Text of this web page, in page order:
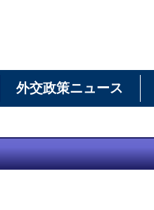
外交政策ニュース